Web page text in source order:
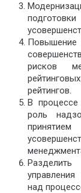
Повышение
рисков
рейтингов.
В процессе
роль
над